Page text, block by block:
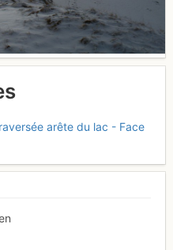
arête du lac - Face